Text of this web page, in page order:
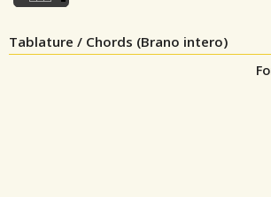
Tablature / Chords (Brano intero)